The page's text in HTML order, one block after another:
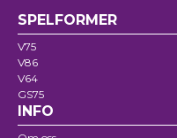
SPELFORMER
V75
V86
V64
GS75
INFO